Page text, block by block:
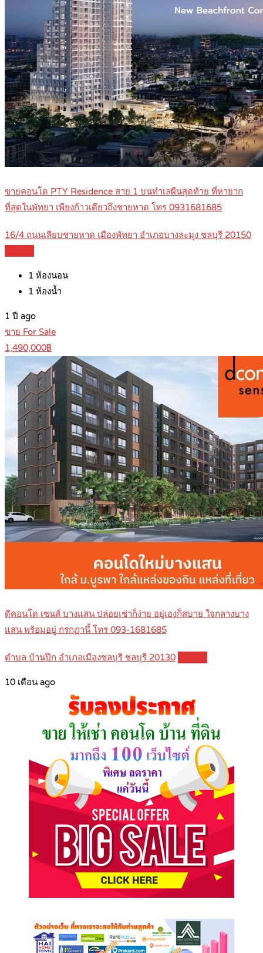
ขายคอนโด PTY Residence สาย 1 บนทำเลผืนสุดท้าย ที่หายาก
ที่สุดในพัทยา เพียงก้าวเดียวถึงชายหาด โทร 0931681685
16/4 ถนนเลียบชายหาด เมืองพัทยา อำเภอบางละมุง ชลบุรี 20150
1 ห้องนอน
1 ห้องน้ำ
1 ปี ago
ขาย For Sale
1,490,000฿
ดีคอนโด เซนส์ บางแสน ปล่อยเช่าก็ง่าย อยู่เองก็สบาย ใจกลางบาง
แสน พร้อมอยู่ กรกฏานี้ โทร 093-1681685
ตำบล บ้านปึก อำเภอเมืองชลบุรี ชลบุรี 20130
10 เดือน ago